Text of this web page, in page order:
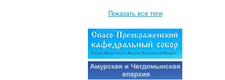
Показать все теги